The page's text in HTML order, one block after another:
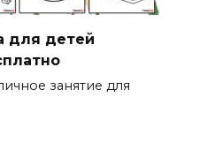
для детей
занятие для